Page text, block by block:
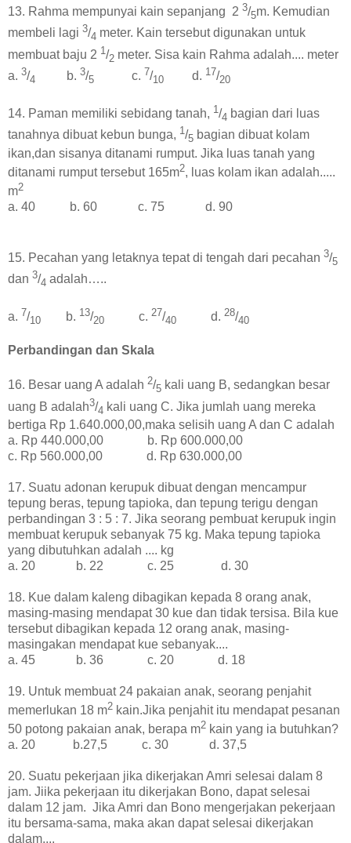
13. Rahma mempunyai kain sepanjang 2 3/5m. Kemudian
membeli lagi 3/4 meter. Kain tersebut digunakan untuk
membuat baju 2 1/2 meter. Sisa kain Rahma adalah.... meter
a. 3/4 b. 3/5 c. 7/10 d. 17/20
14. Paman memiliki sebidang tanah, 1/4 bagian dari luas
tanahnya dibuat kebun bunga, 1/5 bagian dibuat kolam
ikan,dan sisanya ditanami rumput. Jika luas tanah yang
ditanami rumput tersebut 165m2, luas kolam ikan adalah.....
m2
a. 40 b. 60 c. 75 d. 90
15. Pecahan yang letaknya tepat di tengah dari pecahan 3/5
dan 3/4 adalah…..
a. 7/10 b. 13/20 c. 27/40 d. 28/40
Perbandingan dan Skala
16. Besar uang A adalah 2/5 kali uang B, sedangkan besar
uang B adalah3/4 kali uang C. Jika jumlah uang mereka
bertiga Rp 1.640.000,00,maka selisih uang A dan C adalah
a. Rp 440.000,00 b. Rp 600.000,00
c. Rp 560.000,00 d. Rp 630.000,00
17. Suatu adonan kerupuk dibuat dengan mencampur
tepung beras, tepung tapioka, dan tepung terigu dengan
perbandingan 3 : 5 : 7. Jika seorang pembuat kerupuk ingin
membuat kerupuk sebanyak 75 kg. Maka tepung tapioka
yang dibutuhkan adalah .... kg
a. 20 b. 22 c. 25 d. 30
18. Kue dalam kaleng dibagikan kepada 8 orang anak,
masing-masing mendapat 30 kue dan tidak tersisa. Bila kue
tersebut dibagikan kepada 12 orang anak, masing-
masingakan mendapat kue sebanyak....
a. 45 b. 36 c. 20 d. 18
19. Untuk membuat 24 pakaian anak, seorang penjahit
memerlukan 18 m2 kain.Jika penjahit itu mendapat pesanan
50 potong pakaian anak, berapa m2 kain yang ia butuhkan?
a. 20 b.27,5 c. 30 d. 37,5
20. Suatu pekerjaan jika dikerjakan Amri selesai dalam 8
jam. Jiika pekerjaan itu dikerjakan Bono, dapat selesai
dalam 12 jam. Jika Amri dan Bono mengerjakan pekerjaan
itu bersama-sama, maka akan dapat selesai dikerjakan
dalam....